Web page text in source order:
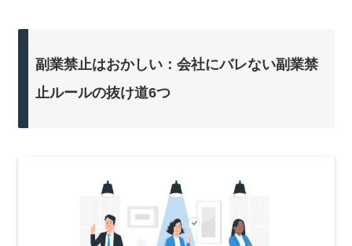
副業禁止はおかしい：会社にバレない副業禁
止ルールの抜け道6つ